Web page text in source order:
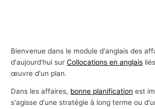
Bienvenue dans le module d'anglais des
d'aujourd'hui surCollocations en anglais
œuvre d'un plan.
Dans les affaires, bonne planification est
s'agisse d'une stratégie à long terme ou